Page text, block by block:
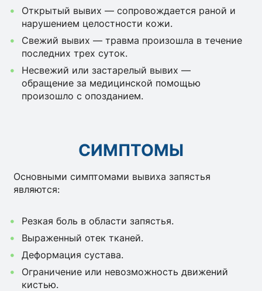
Открытый вывих — сопровождается раной и
нарушением целостности кожи.
Свежий вывих — травма произошла в течение
последних трех суток.
Несвежий или застарелый вывих —
обращение за медицинской помощью
произошло с опозданием.
СИМПТОМЫ
Основными симптомами вывиха запястья
являются:
Резкая боль в области запястья.
Выраженный отек тканей.
Деформация сустава.
Ограничение или невозможность движений
кистью.